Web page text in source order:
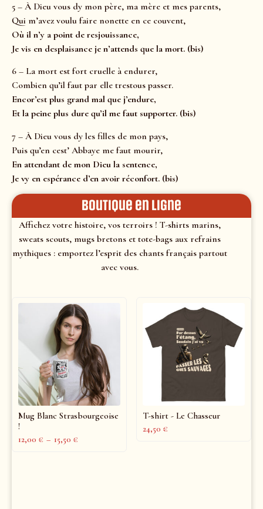
5 – À Dieu vous dy mon père, ma mère et mes parents,
Qui m’avez voulu faire nonette en ce couvent,
Où il n’y a point de resjouissance,
Je vis en desplaisance je n’attends que la mort. (bis)
6 – La mort est fort cruelle à endurer,
Combien qu’il faut par elle trestous passer.
Encor’est plus grand mal que j’endure,
Et la peine plus dure qu’il me faut supporter. (bis)
7 – À Dieu vous dy les filles de mon pays,
Puis qu’en cest’ Abbaye me faut mourir,
En attendant de mon Dieu la sentence,
Je vy en espérance d’en avoir réconfort. (bis)
Boutique en ligne
Affichez votre histoire, vos terroirs ! T-shirts marins,
sweats scouts, mugs bretons et tote-bags aux refrains
mythiques : emportez l’esprit des chants français partout
avec vous.
Mug Blanc Strasbourgeoise
!
12,00 € – 15,50 €
T-shirt - Le Chasseur
24,50 €